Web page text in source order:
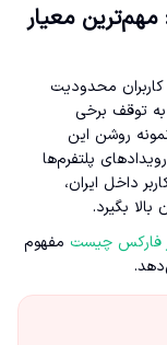
معیار
محدودیت
توقف برخی
روشن این
پلتفرم‌ها
داخل ایران،
بگیرد.
فارکس چیست مفهوم